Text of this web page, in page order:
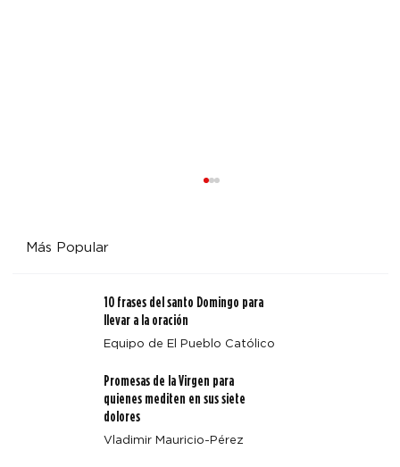
Arquidiócesis de Denver emite un aviso sobre Octavio
Más Popular
10 frases del santo Domingo para
llevar a la oración
Equipo de El Pueblo Católico
Promesas de la Virgen para
quienes mediten en sus siete
dolores
Vladimir Mauricio-Pérez